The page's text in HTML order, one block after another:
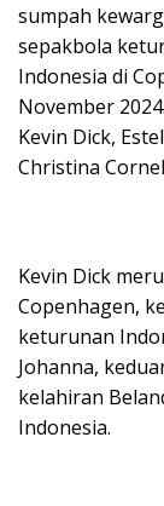
sumpah
sepakbola
Indonesia di
November
Kevin Dick,
Christina
Kevin Dick
Copenhagen,
keturunan
Johanna,
kelahiran
Indonesia.